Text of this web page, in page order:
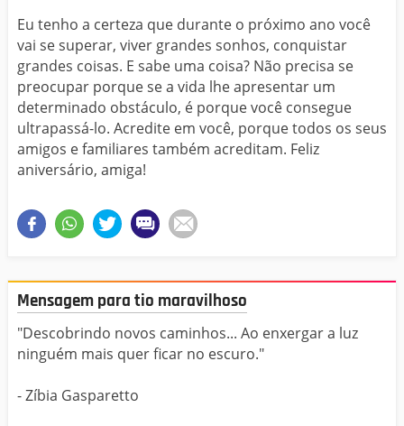
Eu tenho a certeza que durante o próximo ano você
vai se superar, viver grandes sonhos, conquistar
grandes coisas. E sabe uma coisa? Não precisa se
preocupar porque se a vida lhe apresentar um
determinado obstáculo, é porque você consegue
ultrapassá-lo. Acredite em você, porque todos os seus
amigos e familiares também acreditam. Feliz
aniversário, amiga!
Mensagem para tio maravilhoso
"Descobrindo novos caminhos... Ao enxergar a luz
ninguém mais quer ficar no escuro."
- Zíbia Gasparetto